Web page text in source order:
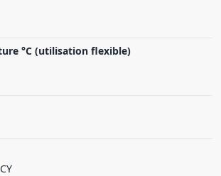
°C (utilisation flexible)